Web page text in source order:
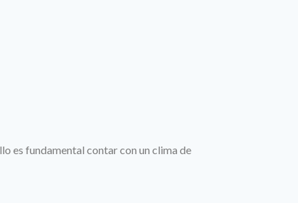
es fundamental contar con un clima de